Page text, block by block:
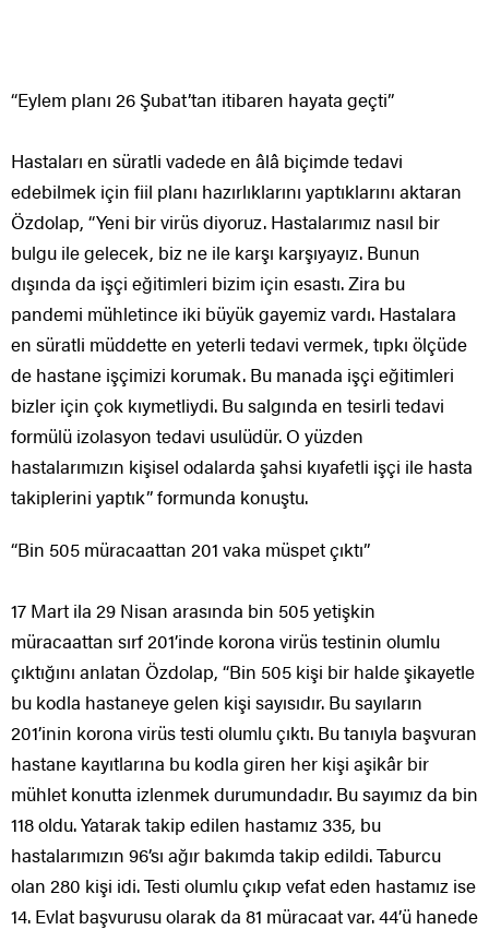
“Eylem planı 26 Şubat’tan itibaren hayata geçti”
Hastaları en süratli vadede en âlâ biçimde tedavi
edebilmek için fiil planı hazırlıklarını yaptıklarını aktaran
Özdolap, “Yeni bir virüs diyoruz. Hastalarımız nasıl bir
bulgu ile gelecek, biz ne ile karşı karşıyayız. Bunun
dışında da işçi eğitimleri bizim için esastı. Zira bu
pandemi mühletince iki büyük gayemiz vardı. Hastalara
en süratli müddette en yeterli tedavi vermek, tıpkı ölçüde
de hastane işçimizi korumak. Bu manada işçi eğitimleri
bizler için çok kıymetliydi. Bu salgında en tesirli tedavi
formülü izolasyon tedavi usulüdür. O yüzden
hastalarımızın kişisel odalarda şahsi kıyafetli işçi ile hasta
takiplerini yaptık” formunda konuştu.
“Bin 505 müracaattan 201 vaka müspet çıktı”
17 Mart ila 29 Nisan arasında bin 505 yetişkin
müracaattan sırf 201’inde korona virüs testinin olumlu
çıktığını anlatan Özdolap, “Bin 505 kişi bir halde şikayetle
bu kodla hastaneye gelen kişi sayısıdır. Bu sayıların
201’inin korona virüs testi olumlu çıktı. Bu tanıyla başvuran
hastane kayıtlarına bu kodla giren her kişi aşikâr bir
mühlet konutta izlenmek durumundadır. Bu sayımız da bin
118 oldu. Yatarak takip edilen hastamız 335, bu
hastalarımızın 96’sı ağır bakımda takip edildi. Taburcu
olan 280 kişi idi. Testi olumlu çıkıp vefat eden hastamız ise
14. Evlat başvurusu olarak da 81 müracaat var. 44’ü hanede